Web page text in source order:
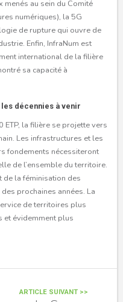
menés au sein du Comité
numériques), la 5G
de rupture qui ouvre de
Enfin, InfraNum est
international de la filière
sa capacité à
décennies à venir
ETP, la filière se projette vers
Les infrastructures et les
fondements nécessiteront
de l’ensemble du territoire.
de la féminisation des
prochaines années. La
de territoires plus
et évidemment plus
ARTICLE SUIVANT >>